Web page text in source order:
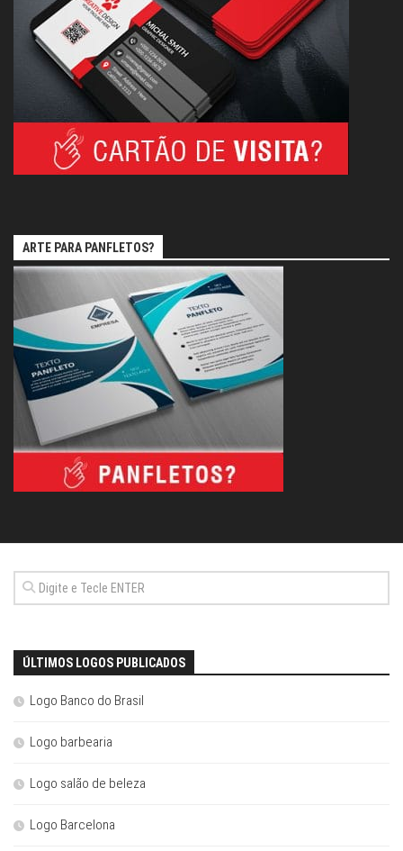
ARTE PARA PANFLETOS?
ÚLTIMOS LOGOS PUBLICADOS
Logo Banco do Brasil
Logo barbearia
Logo salão de beleza
Logo Barcelona